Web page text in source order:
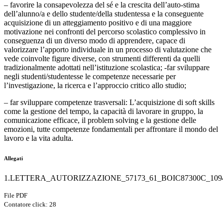
– favorire la consapevolezza del sé e la crescita dell’auto-stima
dell’alunno/a e dello studente/della studentessa e la conseguente
acquisizione di un atteggiamento positivo e di una maggiore
motivazione nei confronti del percorso scolastico complessivo in
conseguenza di un diverso modo di apprendere, capace di
valorizzare l’apporto individuale in un processo di valutazione che
vede coinvolte figure diverse, con strumenti differenti da quelli
tradizionalmente adottati nell’istituzione scolastica; -far sviluppare
negli studenti/studentesse le competenze necessarie per
l’investigazione, la ricerca e l’approccio critico allo studio;
– far sviluppare competenze trasversali: L’acquisizione di soft skills
come la gestione del tempo, la capacità di lavorare in gruppo, la
comunicazione efficace, il problem solving e la gestione delle
emozioni, tutte competenze fondamentali per affrontare il mondo del
lavoro e la vita adulta.
Allegati
File PDF
Contatore click: 28